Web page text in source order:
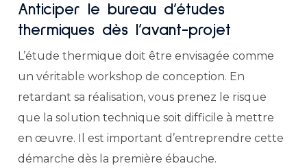
Anticiper le bureau d’études
thermiques dès l’avant-projet
L’étude thermique doit être envisagée comme
un véritable workshop de conception. En
retardant sa réalisation, vous prenez le risque
que la solution technique soit difficile à mettre
en œuvre. Il est important d’entreprendre cette
démarche dès la première ébauche.